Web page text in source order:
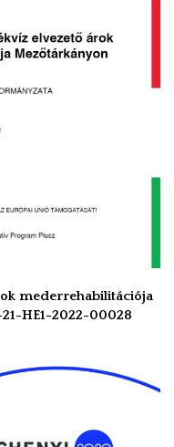
mederrehabilitációja
HE1-2022-00028